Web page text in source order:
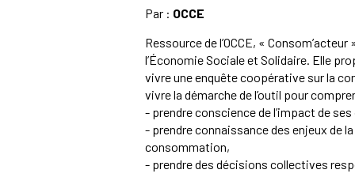
Par : OCCE
Ressource de l’OCCE, «
l’Économie Sociale et Solidaire. Elle
vivre une enquête coopérative sur la
vivre la démarche de l’outil pour co
- prendre conscience de l’impact de
- prendre connaissance des enjeux de
consommation,
- prendre des décisions collectives